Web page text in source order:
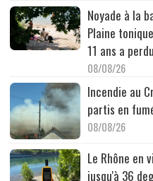
Noyade à la
Plaine
11 ans a
08/08/26
Incendie au
partis en
08/08/26
Le Rhône en
jusqu'à 36